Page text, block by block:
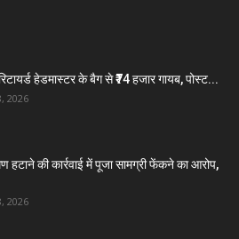
हेडमास्टर के बैग से ₹74 हजार गायब, पोस्ट...
2026
हटाने की कार्रवाई में पूजा सामग्री फेंकने का आरोप,
2026